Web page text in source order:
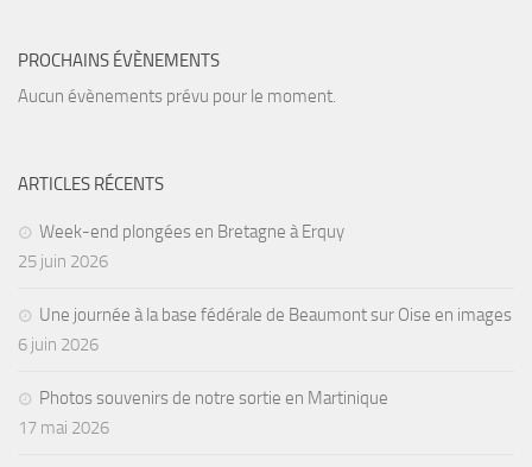
PROCHAINS ÉVÈNEMENTS
Aucun évènements prévu pour le moment.
ARTICLES RÉCENTS
Week-end plongées en Bretagne à Erquy
25 juin 2026
Une journée à la base fédérale de Beaumont sur Oise en images
6 juin 2026
Photos souvenirs de notre sortie en Martinique
17 mai 2026